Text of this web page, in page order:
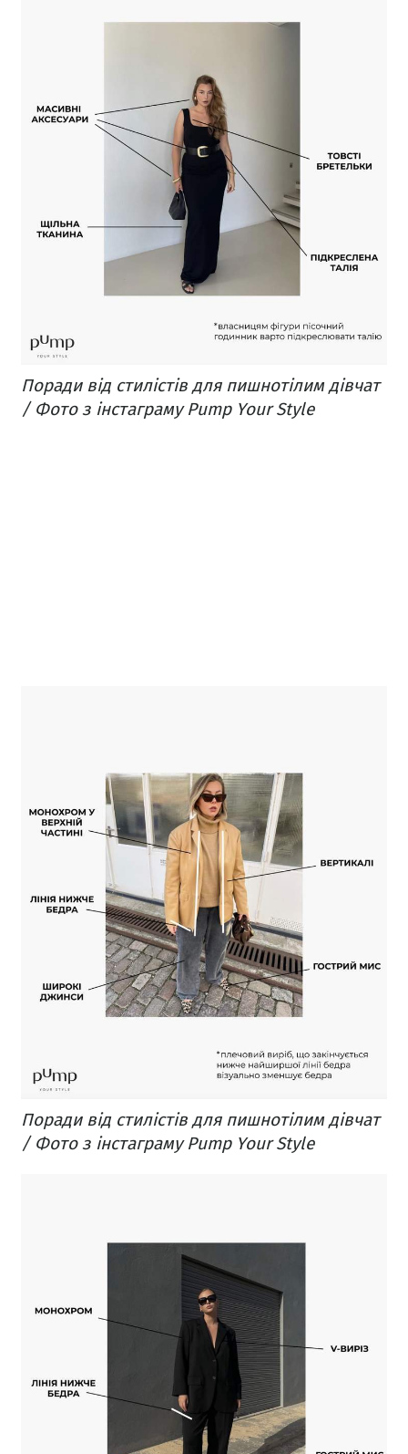
Поради від стилістів для пишнотілим дівчат
/ Фото з інстаграму Pump Your Style
Поради від стилістів для пишнотілим дівчат
/ Фото з інстаграму Pump Your Style